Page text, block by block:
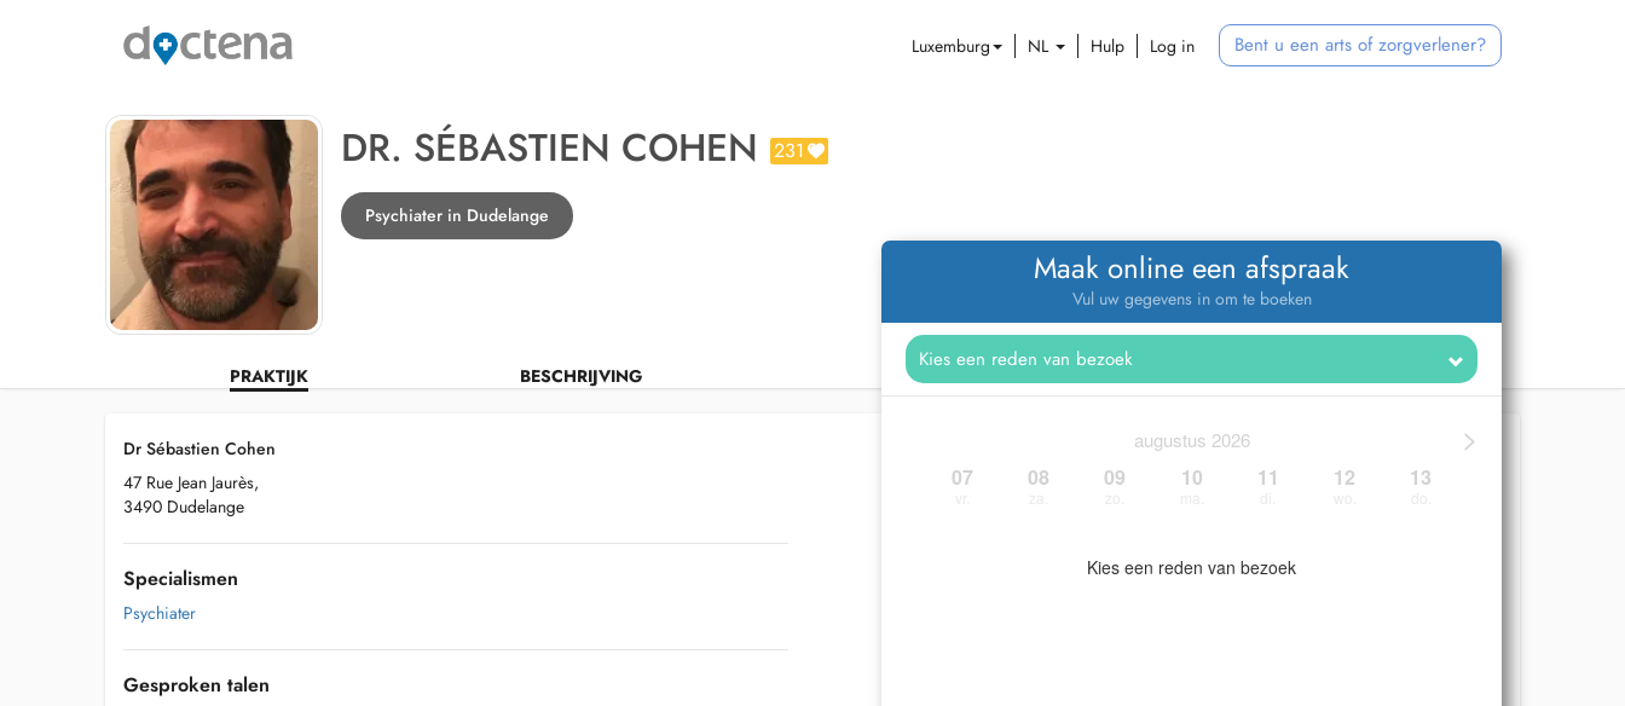
Luxemburg NL Hulp Log in Bent u een arts of zorgverlener?
DR. SÉBASTIEN COHEN 231
Psychiater in Dudelange
PRAKTIJK BESCHRIJVING
Maak online een afspraak
Vul uw gegevens in om te boeken
>
augustus 2026
07 08 09 10 11 12 13
Kies een reden van bezoek
Dr Sébastien Cohen
47 Rue Jean Jaurès,
3490 Dudelange
Specialismen
Psychiater
Gesproken talen